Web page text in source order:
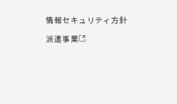
情報セキュリティ方針
派遣事業